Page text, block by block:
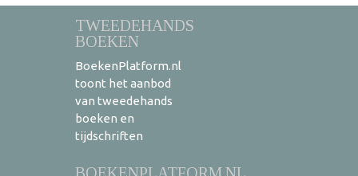
TWEEDEHANDS
BOEKEN
BoekenPlatform.nl
toont het aanbod
van tweedehands
boeken en
tijdschriften